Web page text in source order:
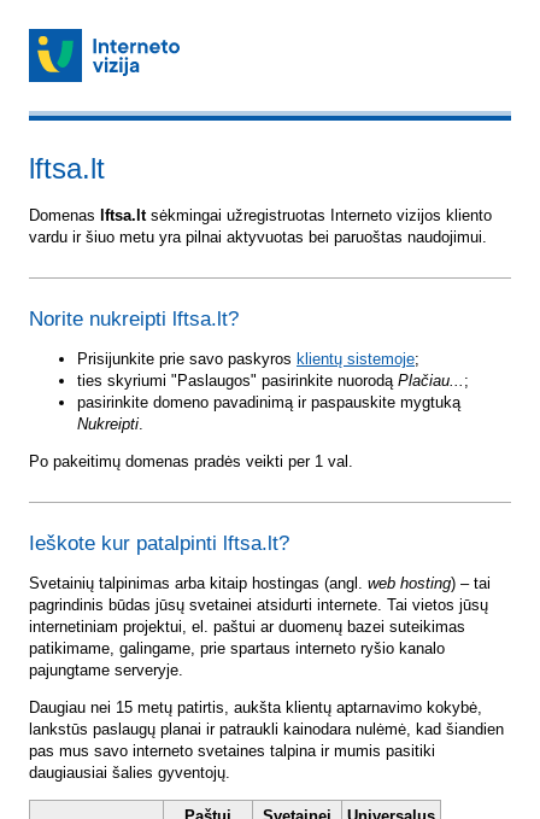
lftsa.lt
Domenas lftsa.ltsėkmingai užregistruotas Interneto vizijos kliento
vardu ir šiuo metu yra pilnai aktyvuotas bei paruoštas naudojimui.
Norite nukreipti lftsa.lt?
Prisijunkite prie savo paskyros klientų sistemoje;
ties skyriumi "Paslaugos" pasirinkite nuorodą Plačiau... ;
pasirinkite domeno pavadinimą ir paspauskite mygtuką
Nukreipti.
Po pakeitimų domenas pradės veikti per 1 val.
Ieškote kur patalpinti lftsa.lt?
Svetainių talpinimas arba kitaip hostingas (angl. web hosting) – tai
pagrindinis būdas jūsų svetainei atsidurti internete. Tai vietos jūsų
internetiniam projektui, el. paštui ar duomenų bazei suteikimas
patikimame, galingame, prie spartaus interneto ryšio kanalo
pajungtame serveryje.
Daugiau nei 15 metų patirtis, aukšta klientų aptarnavimo kokybė,
lankstūs paslaugų planai ir patraukli kainodara nulėmė, kad šiandien
pas mus savo interneto svetaines talpina ir mumis pasitiki
daugiausiai šalies gyventojų.